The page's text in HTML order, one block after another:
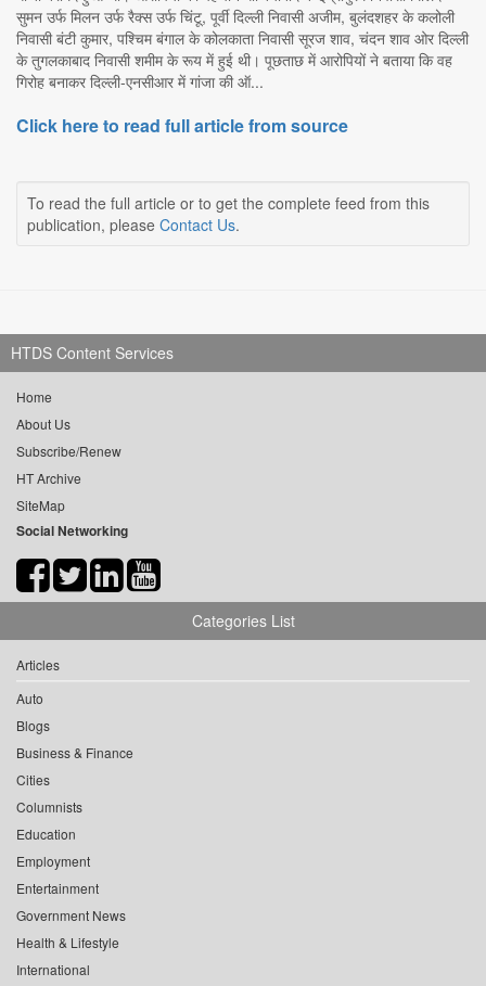
सुमन उर्फ मिलन उर्फ रैक्स उर्फ चिंटू, पूर्वी दिल्ली निवासी अजीम, बुलंदशहर के कलोली
निवासी बंटी कुमार, पश्चिम बंगाल के कोलकाता निवासी सूरज शाव, चंदन शाव ओर दिल्ली
के तुगलकाबाद निवासी शमीम के रूय में हुई थी। पूछताछ में आरोपियों ने बताया कि वह
गिरोह बनाकर दिल्ली-एनसीआर में गांजा की ऑ...
Click here to read full article from source
To read the full article or to get the complete feed from this
publication, please Contact Us.
HTDS Content Services
Home
About Us
Subscribe/Renew
HT Archive
SiteMap
Social Networking
Categories List
Articles
Auto
Blogs
Business & Finance
Cities
Columnists
Education
Employment
Entertainment
Government News
Health & Lifestyle
International